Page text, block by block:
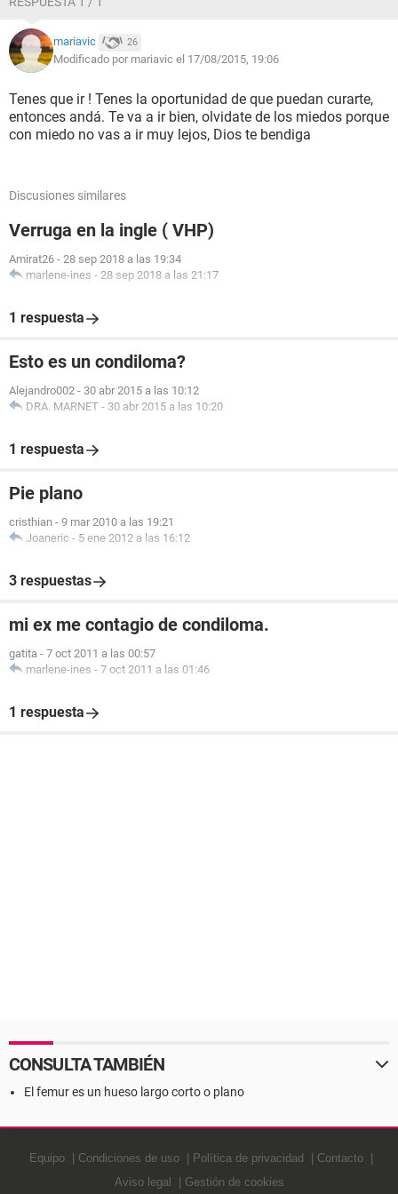
mariavic 26
Modificado por mariavic el 17/08/2015, 19:06
Tenes que ir ! Tenes la oportunidad de que puedan curarte,
entonces andá. Te va a ir bien, olvidate de los miedos porque
con miedo no vas a ir muy lejos, Dios te bendiga
Discusiones similares
Verruga en la ingle ( VHP)
Amirat26 - 28 sep 2018 a las 19:34
marlene-ines - 28 sep 2018 a las 21:17
1 respuesta
Esto es un condiloma?
Alejandro002 - 30 abr 2015 a las 10:12
DRA. MARNET - 30 abr 2015 a las 10:20
1 respuesta
Pie plano
cristhian - 9 mar 2010 a las 19:21
Joaneric - 5 ene 2012 a las 16:12
3 respuestas
mi ex me contagio de condiloma.
gatita - 7 oct 2011 a las 00:57
marlene-ines - 7 oct 2011 a las 01:46
1 respuesta
CONSULTA TAMBIÉN
El femur es un hueso largo corto o plano
Equipo Condiciones de uso Política de privacidad
Contacto
Aviso legal
Gestión de cookies